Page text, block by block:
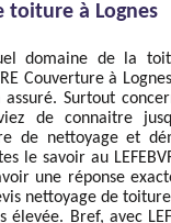
toiture à Lognes
domaine de la
Couverture à
Surtout
de connaitre
de nettoyage et
le savoir au
une réponse
nettoyage de
élevée. Bref, avec